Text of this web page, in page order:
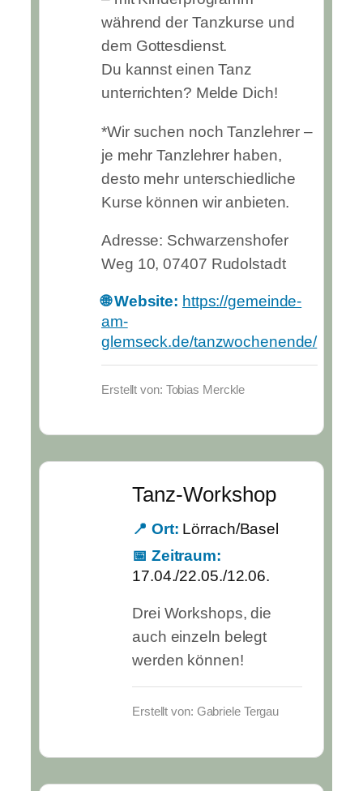
während der Tanzkurse und
dem Gottesdienst.
Du kannst einen Tanz
unterrichten? Melde Dich!
*Wir suchen noch Tanzlehrer –
je mehr Tanzlehrer haben,
desto mehr unterschiedliche
Kurse können wir anbieten.
Adresse: Schwarzenshofer
Weg 10, 07407 Rudolstadt
🌐 Website: https://gemeinde-
am-
glemseck.de/tanzwochenende/
Erstellt von: Tobias Merckle
Tanz-Workshop
📍 Ort: Lörrach/Basel
📅 Zeitraum:
17.04./22.05./12.06.
Drei Workshops, die
auch einzeln belegt
werden können!
Erstellt von: Gabriele Tergau